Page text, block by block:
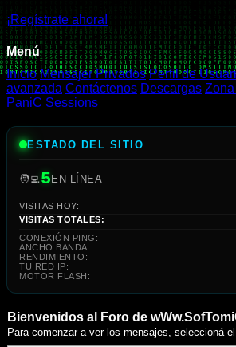
¡Regístrate ahora!
Menú
Inicio Mensajer Privados Perfil de
avanzada Contáctenos Descargas
PaniC Sessions
ESTADO DEL SITIO
🧑‍💻 5EN LÍNEA
VISITAS HOY:
VISITAS TOTALES:
CONEXIÓN PING:
ANCHO BANDA:
RENDIMIENTO:
TU RED IP:
MOTOR FLASH:
Bienvenidos al Foro de
Para comenzar a ver los mensajes, seleccioná